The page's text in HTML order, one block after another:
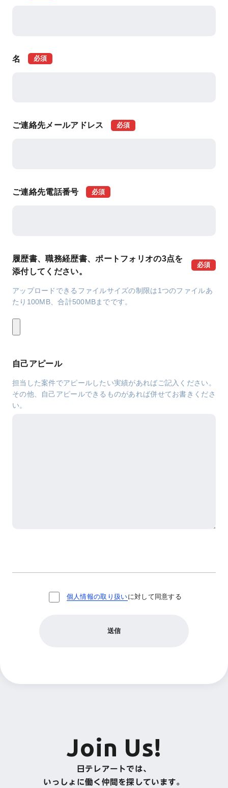
Join Us!
日テレアートでは、
いっしょに働く仲間を探しています。